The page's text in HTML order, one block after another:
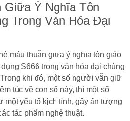
Ý Nghĩa Tôn
Trong Văn Hóa Đại
mâu thuẫn giữa ý nghĩa tôn giáo
S666 trong văn hóa đại chúng
khi đó, một số người vẫn giữ
túc về con số này, thì một số
một yếu tố kịch tính, gây ấn tượng
tác phẩm nghệ thuật.